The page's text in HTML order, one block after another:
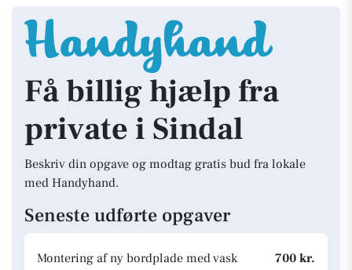
Få billig hjælp fra
private i Sindal
Beskriv din opgave og modtag gratis bud fra lokale
med Handyhand.
Seneste udførte opgaver
Montering af ny bordplade med vask
700 kr.